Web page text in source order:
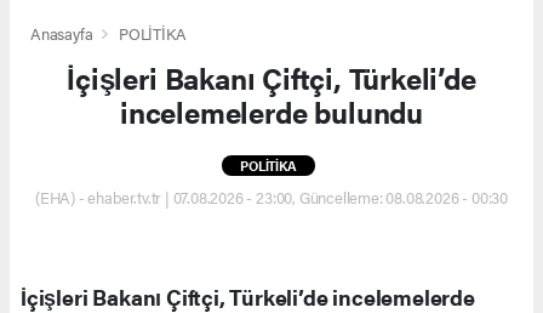
Anasayfa POLİTİKA
İçişleri Bakanı Çiftçi, Türkeli’de
incelemelerde bulundu
POLİTİKA
(EHA) - ehaber.tv.tr | 07.08.2026 - 23:00, Güncelleme: 08.08.2026 - 00:30
İçişleri Bakanı Çiftçi, Türkeli’de incelemelerde